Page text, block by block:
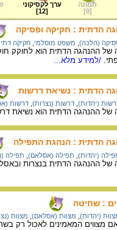
תמונה
[
0
]
ערך לקסיקוני
[
12
]
הדתית : חקיקה ופסיקה
(הלכה) משפט מוסלמי חקיקה
ההנהגה הדתית הוא לחוקק
/למידע מלא...
הדתית : נשיאת דרשות
(יהדות) דרשות (נצרות) דרשות
ההנהגה הדתית הוא נשיאת
הדתית : הנהגת התפילה
(יהדות) תפילה (אסלאם) תפילה
של ההנהגה הדתית בנצרות
: שחיטה
(יהדות) מצוות (אסלאם) מצוות
מצווים המאמינים לאכול רק